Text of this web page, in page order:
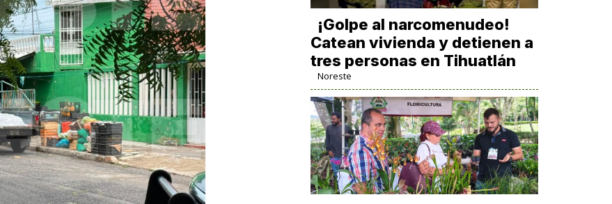
¡Golpe al narcomenudeo!
Catean vivienda y detienen a
tres personas en Tihuatlán
Noreste